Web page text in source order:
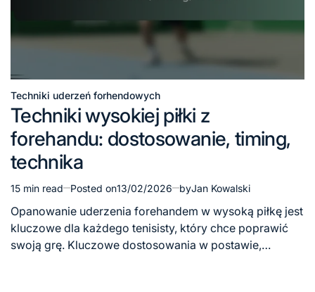
Posted
Techniki uderzeń forhendowych
Techniki wysokiej piłki z
forehandu: dostosowanie, timing,
technika
Estimated
read
time
15 min read Posted on13/02/2026 byJan Kowalski
Opanowanie uderzenia forehandem w wysoką piłkę jest
kluczowe dla każdego tenisisty, który chce poprawić
swoją grę. Kluczowe dostosowania w postawie,…